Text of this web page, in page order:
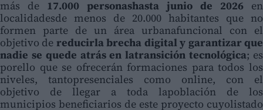
más de 17.000 personashasta junio de 2026 en
localidadesde menos de 20.000 habitantes que no
formen parte de un área urbanafuncional con el
objetivo de reducirla brecha digital y garantizar que
nadie se quede atrás en latransición tecnológica; es
porello que se ofrecerán formaciones para todos los
niveles, tantopresenciales como online, con el
objetivo de llegar a toda lapoblación de los
municipios beneficiarios de este proyecto cuyolistado